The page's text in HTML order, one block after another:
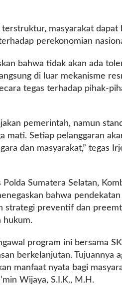
masyarakat dapat
perekonomian
bahwa tidak akan ada
di luar mekanisme
tegas terhadap pihak-
pemerintah, namun
mati. Setiap pelanggaran
dan masyarakat,” tegas
Sumatera Selatan,
bahwa
strategi preventif dan
hukum.
program ini bersama
berkelanjutan. Tujuannya
manfaat nyata bagi
Wijaya, S.I.K., M.H.